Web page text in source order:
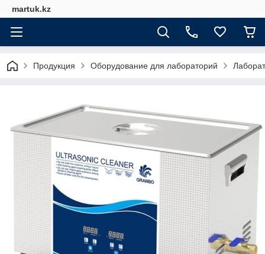
martuk.kz
Продукция Оборудование для лабораторий